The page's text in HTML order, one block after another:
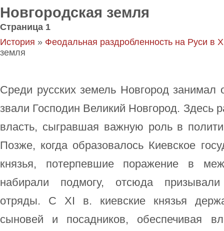
Новгородская земля
Страница 1
История » Феодальная раздробленность на Руси в
земля
Среди русских земель Новгород занимал
звали Господин Великий Новгород. Здесь
власть, сыгравшая важную роль в
Позже, когда образовалось Киевское
князья, потерпевшие поражение в
набирали подмогу, отсюда
отряды. С XI в. киевские князья
сыновей и посадников, обеспечивая